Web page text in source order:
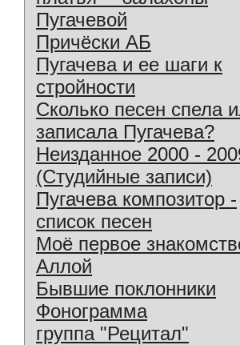
Пугачевой
Причёски АБ
Пугачева и ее шаги к
стройности
Сколько песен спела
записала Пугачева?
Неизданное 2000 -
(Студийные записи)
Пугачева композитор -
список песен
Моё первое
Аллой
Бывшие поклонники
Фонограмма
группа "Рецитал"